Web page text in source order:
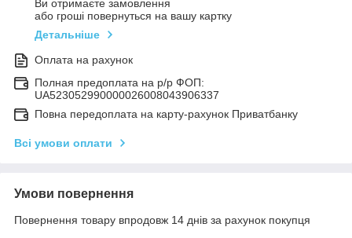
Ви отримаєте замовлення
або гроші повернуться на вашу картку
Детальніше
Оплата на рахунок
Полная предоплата на р/р ФОП:
UA523052990000026008043906337
Повна передоплата на карту-рахунок Приватбанку
Всі умови оплати
Умови повернення
Повернення товару впродовж 14 днів за рахунок покупця